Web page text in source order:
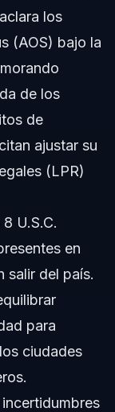
los
(AOS) bajo la
de los
de
ajustar su
(LPR)
U.S.C.
en
salir del país.
para
ciudades